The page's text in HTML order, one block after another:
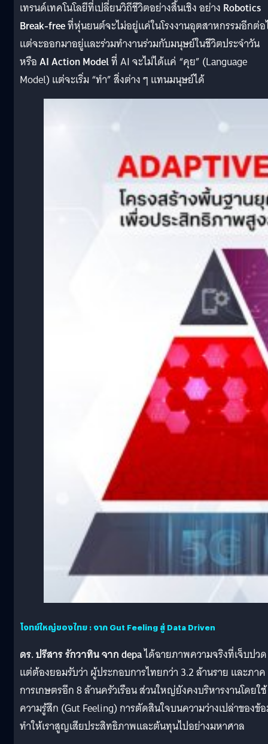
เทรนด์เทคโนโลยีที่เปลี่ยนวิถีชีวิตอย่างสิ้นเชิง อย่าง Robotics
Break-freeที่หุ่นยนต์จะไม่อยู่แค่ในโรงงานอุตสาหกรรมอีกต่อ
แต่จะออกมาอยู่และร่วมทำงานร่วมกับมนุษย์ในชีวิตประจำวัน
หรือAI Action Modelที่ AI จะไม่ได้แค่ “คุย” (Language
Model) แต่จะเริ่ม “ทำ” สิ่งต่าง ๆ แทนมนุษย์ได้
โจทย์ใหญ่ของไทย : จาก Gut Feeling สู่ Data Driven
ดร. ปรีสาร รักวาทิน จาก depaได้ฉายภาพความจริงที่เจ็บปวด
แต่ต้องยอมรับว่า ผู้ประกอบการไทยกว่า 3.2 ล้านราย และภาค
การเกษตรอีก 8 ล้านครัวเรือน ส่วนใหญ่ยังคงบริหารงานโดยใช้
ความรู้สึก (Gut Feeling) การตัดสินใจบนความว่างเปล่าของข้
ทำให้เราสูญเสียประสิทธิภาพและต้นทุนไปอย่างมหาศาล